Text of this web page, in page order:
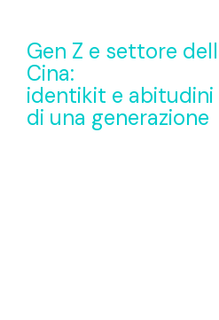
Gen Z e settore
Cina:
identikit e
di una generazione